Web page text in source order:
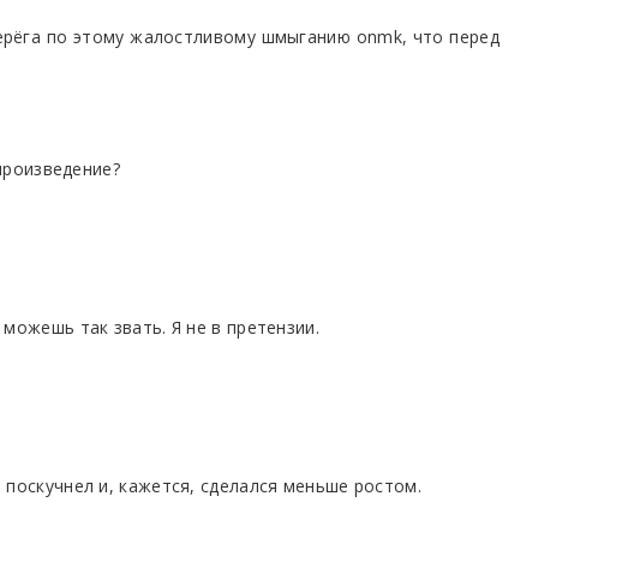
по этому жалостливому шмыганию onmk, что перед
так звать. Я не в претензии.
и, кажется, сделался меньше ростом.